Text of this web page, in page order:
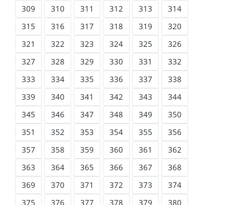
309
310 311 312 313
314
315
316 317 318 319
320
321
322 323 324 325
326
327
328 329 330 331
332
333
334 335 336 337
338
339
340 341 342 343
344
345
346 347 348 349
350
351
352 353 354 355
356
357
358 359 360 361
362
363
364 365 366 367
368
369
370 371 372 373
374
375
376 377 378 379 380